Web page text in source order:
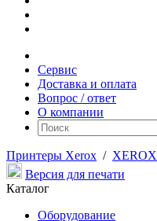
Сервис
Доставка и оплата
Вопрос / ответ
О компании
Принтеры Xerox / XEROX
Версия для печати
Каталог
Оборудование